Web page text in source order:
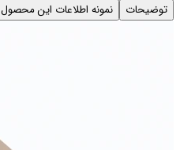
توضیحات نمونه اطلاعات این محصول